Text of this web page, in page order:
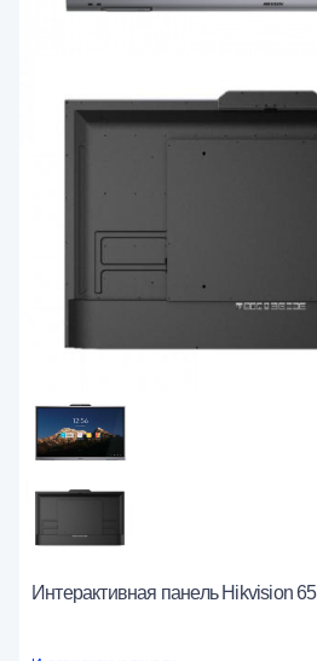
Интерактивная панель Hikvision